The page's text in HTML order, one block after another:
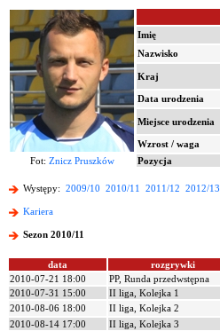
Imię
Nazwisko
Kraj
Data urodzenia
Miejsce urodzenia
Wzrost / waga
Fot: Znicz Pruszków Pozycja
Występy: 2009/10 2010/11 2011/12 2012/13
Kariera
Sezon 2010/11
data rozgrywki
2010-07-21 18:00
PP, Runda przedwstępna
2010-07-31 15:00
II liga, Kolejka 1
2010-08-06 18:00
II liga, Kolejka 2
2010-08-14 17:00
II liga, Kolejka 3